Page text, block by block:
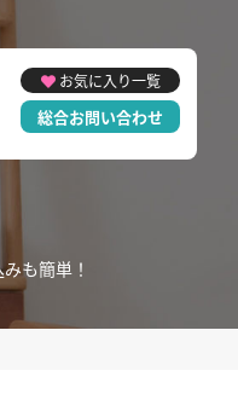
お気に入り一覧
総合お問い合わせ
も簡単！